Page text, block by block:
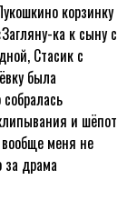
корзинку
ка к сыну с
Стасик с
была
и шёпот
меня не
драма